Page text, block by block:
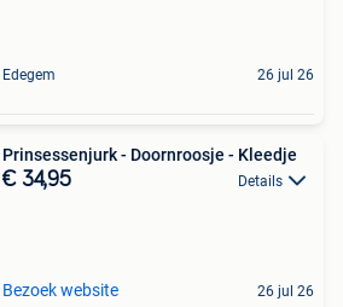
Edegem 26 jul 26
Prinsessenjurk - Doornroosje - Kleedje
€ 34,95 Details
Bezoek website 26 jul 26